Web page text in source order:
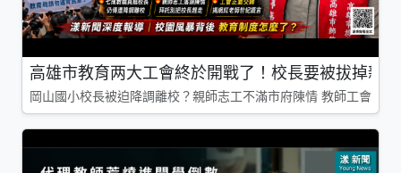
高雄市教育两大工會終於開戰了！校長要被拔掉親
岡山國小校長被迫降調離校？親師志工不滿市府陳情 教師工會槓